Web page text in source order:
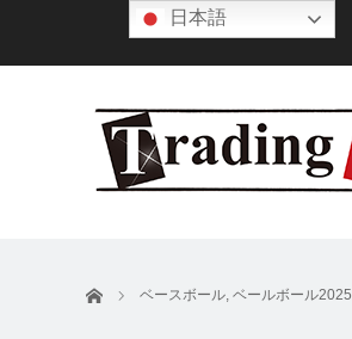
ホーム ベースボール, ベールボール2025
日本語